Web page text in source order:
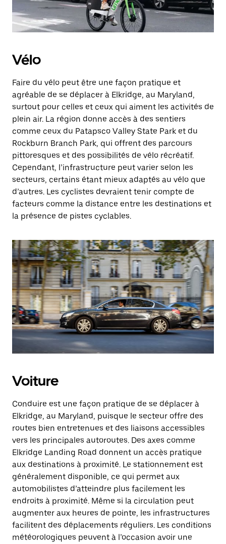
Vélo
Faire du vélo peut être une façon pratique et
agréable de se déplacer à Elkridge, au Maryland,
surtout pour celles et ceux qui aiment les activités de
plein air. La région donne accès à des sentiers
comme ceux du Patapsco Valley State Park et du
Rockburn Branch Park, qui offrent des parcours
pittoresques et des possibilités de vélo récréatif.
Cependant, l’infrastructure peut varier selon les
secteurs, certains étant mieux adaptés au vélo que
d’autres. Les cyclistes devraient tenir compte de
facteurs comme la distance entre les destinations et
la présence de pistes cyclables.
Voiture
Conduire est une façon pratique de se déplacer à
Elkridge, au Maryland, puisque le secteur offre des
routes bien entretenues et des liaisons accessibles
vers les principales autoroutes. Des axes comme
Elkridge Landing Road donnent un accès pratique
aux destinations à proximité. Le stationnement est
généralement disponible, ce qui permet aux
automobilistes d’atteindre plus facilement les
endroits à proximité. Même si la circulation peut
augmenter aux heures de pointe, les infrastructures
facilitent des déplacements réguliers. Les conditions
météorologiques peuvent à l’occasion avoir une